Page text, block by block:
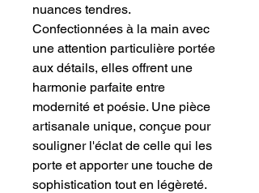
nuances tendres.
Confectionnées à la main avec
une attention particulière portée
aux détails, elles offrent une
harmonie parfaite entre
modernité et poésie. Une pièce
artisanale unique, conçue pour
souligner l'éclat de celle qui les
porte et apporter une touche de
sophistication tout en légèreté.